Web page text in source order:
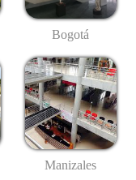
Bogotá
Manizales